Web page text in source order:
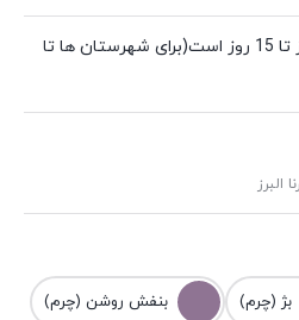
زمان تحویل سفارشات از 7 روز تا 15 روز است(برای شهرستان ها تا
البرز
بژ (چرم) بنفش روشن (چرم)